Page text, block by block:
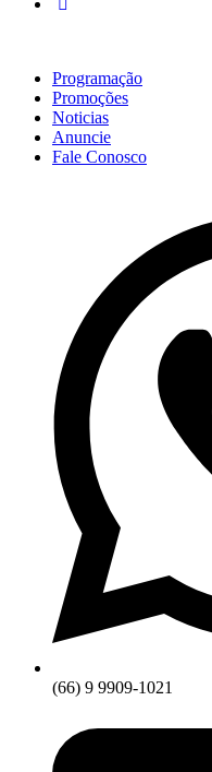
Programação
Promoções
Noticias
Anuncie
Fale Conosco
(66) 9 9909-1021